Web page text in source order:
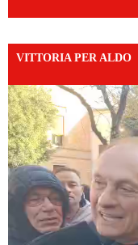
VITTORIA PER ALDO